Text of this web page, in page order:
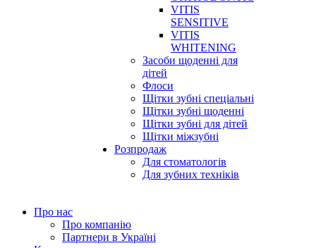
VITIS
SENSITIVE
VITIS
WHITENING
Засоби щоденні для
дітей
Флоси
Щітки зубні спеціальні
Щітки зубні щоденні
Щітки зубні для дітей
Щітки міжзубні
Розпродаж
Для стоматологів
Для зубних техніків
Про нас
Про компанію
Партнери в Україні